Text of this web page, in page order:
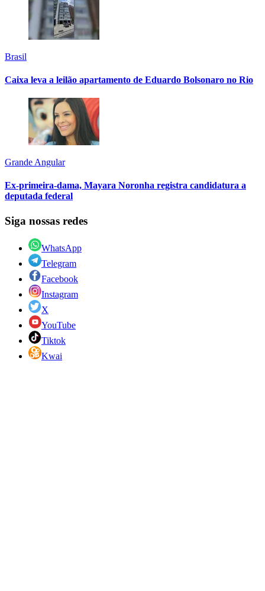
Brasil
Caixa leva a leilão apartamento de Eduardo Bolsonaro no Rio
Grande Angular
Ex-primeira-dama, Mayara Noronha registra candidatura a
deputada federal
Siga nossas redes
WhatsApp
Telegram
Facebook
Instagram
X
YouTube
Tiktok
Kwai